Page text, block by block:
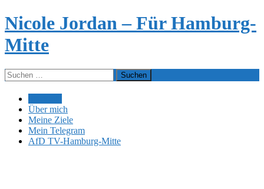
Zum
Inhalt
springen
Nicole Jordan – Für Hamburg-
Mitte
Suchen
nach:
Über mich
Meine Ziele
Mein Telegram
AfD TV-Hamburg-Mitte